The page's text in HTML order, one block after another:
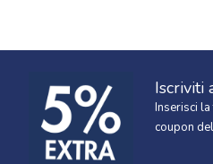
Iscriviti
Inserisci
coupon